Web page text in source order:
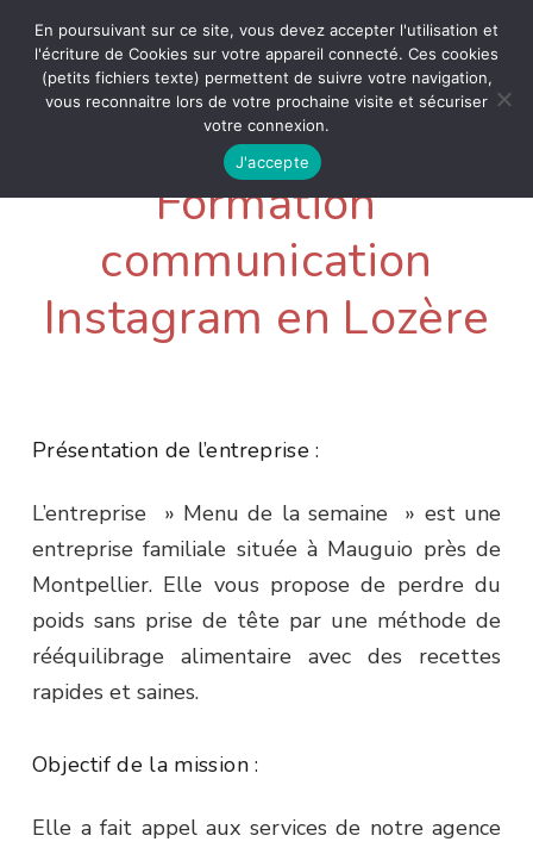
Formation
communication
Instagram en Lozère
Présentation de l’entreprise :
L’entreprise » Menu de la semaine » est une
entreprise familiale située à Mauguio près de
Montpellier. Elle vous propose de perdre du
poids sans prise de tête par une méthode de
rééquilibrage alimentaire avec des recettes
rapides et saines.
Objectif de la mission :
Elle a fait appel aux services de notre agence
En poursuivant sur ce site, vous devez accepter l'utilisation et
l'écriture de Cookies sur votre appareil connecté. Ces cookies
(petits fichiers texte) permettent de suivre votre navigation,
vous reconnaitre lors de votre prochaine visite et sécuriser
votre connexion.
J'accepte